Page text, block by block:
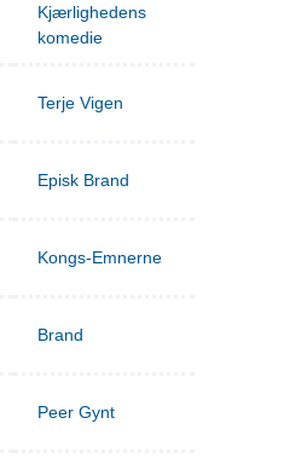
Kjærlighedens
komedie
Terje Vigen
Episk Brand
Kongs-Emnerne
Brand
Peer Gynt